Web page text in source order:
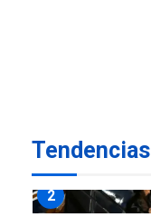
Tendencias
2